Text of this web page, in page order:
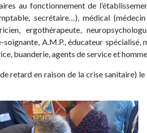
au fonctionnement de
secrétaire…), médical
ergothérapeute,
A.M.P., éducateur spécialisé,
buanderie, agents de service et
retard en raison de la crise sanitaire)